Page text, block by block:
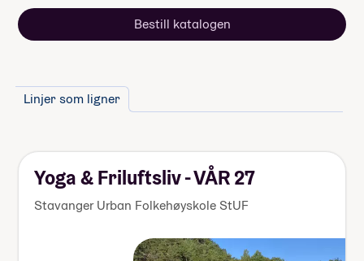
Bestill katalogen
Linjer som ligner
Yoga & Friluftsliv - VÅR 27
Stavanger Urban Folkehøyskole StUF